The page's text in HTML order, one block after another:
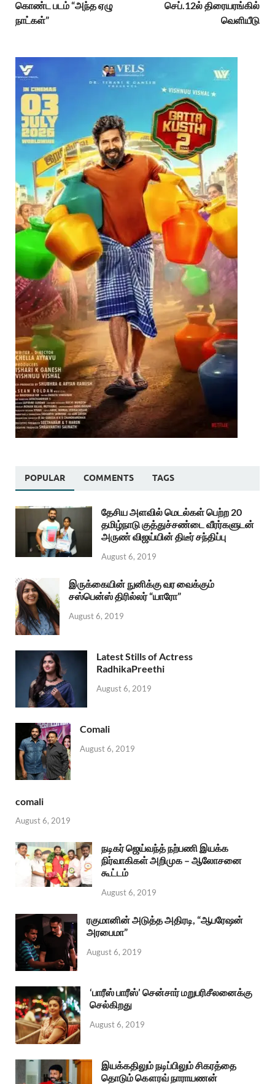
கொண்ட படம் “அந்த ஏழு
நாட்கள்”
செப்.12ல் திரையரங்கில்
வெளியீடு
POPULAR COMMENTS TAGS
தேசிய அளவில் மெடல்கள் பெற்ற 20
தமிழ்நாடு குத்துச்சண்டை வீரர்களுடன்
அருண் விஜய்யின் திடீர் சந்திப்பு
August 6, 2019
இருக்கையின் நுனிக்கு வர வைக்கும்
சஸ்பென்ஸ் திரில்லர் “யாரோ”
August 6, 2019
Latest Stills of Actress
RadhikaPreethi
August 6, 2019
Comali
August 6, 2019
comali
August 6, 2019
நடிகர் ஜெய்வந்த் நற்பணி இயக்க
நிர்வாகிகள் அறிமுக – ஆலோசனை
கூட்டம்
August 6, 2019
ரகுமானின் அடுத்த அதிரடி, “ஆபரேஷன்
அரபைமா”
August 6, 2019
‘பாரீஸ் பாரீஸ்’ சென்சார் மறுபரிசீலனைக்கு
செல்கிறது
August 6, 2019
இயக்கதிலும் நடிப்பிலும் சிகரத்தை
தொடும் கௌரவ் நாராயணன்